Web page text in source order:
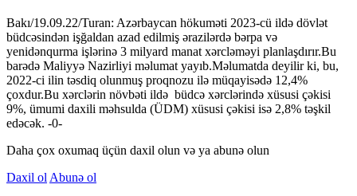
Bakı/19.09.22/Turan: Azərbaycan hökuməti 2023-cü ildə dövlət
büdcəsindən işğaldan azad edilmiş ərazilərdə bərpa və
yenidənqurma işlərinə 3 milyard manat xərcləməyi planlaşdırır.Bu
barədə Maliyyə Nazirliyi məlumat yayıb.Məlumatda deyilir ki, bu,
2022-ci ilin təsdiq olunmuş proqnozu ilə müqayisədə 12,4%
çoxdur.Bu xərclərin növbəti ildə büdcə xərclərində xüsusi çəkisi
9%, ümumi daxili məhsulda (ÜDM) xüsusi çəkisi isə 2,8% təşkil
edəcək. -0-
Daha çox oxumaq üçün daxil olun və ya abunə olun
Daxil ol Abunə ol